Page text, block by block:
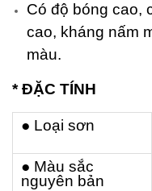
Có độ bóng cao,
cao, kháng nấm
màu.
* ĐẶC TÍNH
● Loại sơn
● Màu sắc
nguyên bản